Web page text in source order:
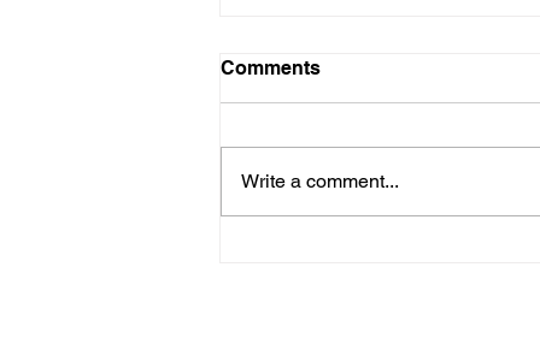
Swaai sterk
Soveel as wat ek saamstem met
boekresensente van 2021 aan
Jean Meiring,...
Comments
Write a comment...